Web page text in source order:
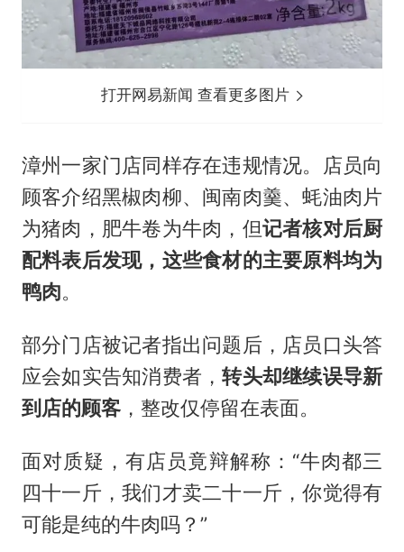
打开网易新闻 查看更多图片
漳州一家门店同样存在违规情况。店员向
顾客介绍黑椒肉柳、闽南肉羹、蚝油肉片
为猪肉，肥牛卷为牛肉，但记者核对后厨
配料表后发现，这些食材的主要原料均为
鸭肉。
部分门店被记者指出问题后，店员口头答
应会如实告知消费者，转头却继续误导新
到店的顾客，整改仅停留在表面。
面对质疑，有店员竟辩解称：“牛肉都三
四十一斤，我们才卖二十一斤，你觉得有
可能是纯的牛肉吗？”